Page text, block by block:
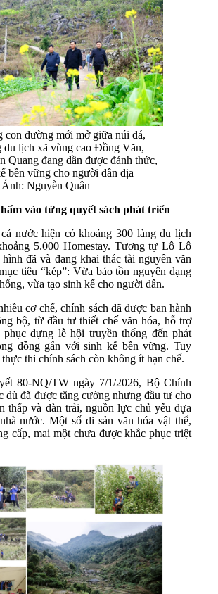
con đường mới mở giữa núi đá,
du lịch xã vùng cao Đồng Văn,
Quang đang dần được đánh thức,
bền vững cho người dân địa
Nguyễn Quân
vào từng quyết sách phát triển
nước hiện có khoảng 300 làng du lịch
5.000 Homestay. Tương tự Lô Lô
đã và đang khai thác tài nguyên văn
tiêu “kép”: Vừa bảo tồn nguyên dạng
vừa tạo sinh kế cho người dân.
cơ chế, chính sách đã được ban hành
bộ, từ đầu tư thiết chế văn hóa, hỗ trợ
phục dựng lễ hội truyền thống đến phát
đồng gắn với sinh kế bền vững. Tuy
thi chính sách còn không ít hạn chế.
80-NQ/TW ngày 7/1/2026, Bộ Chính
dù đã được tăng cường nhưng đầu tư cho
thấp và dàn trải, nguồn lực chủ yếu dựa
nước. Một số di sản văn hóa vật thể,
cấp, mai một chưa được khắc phục triệt